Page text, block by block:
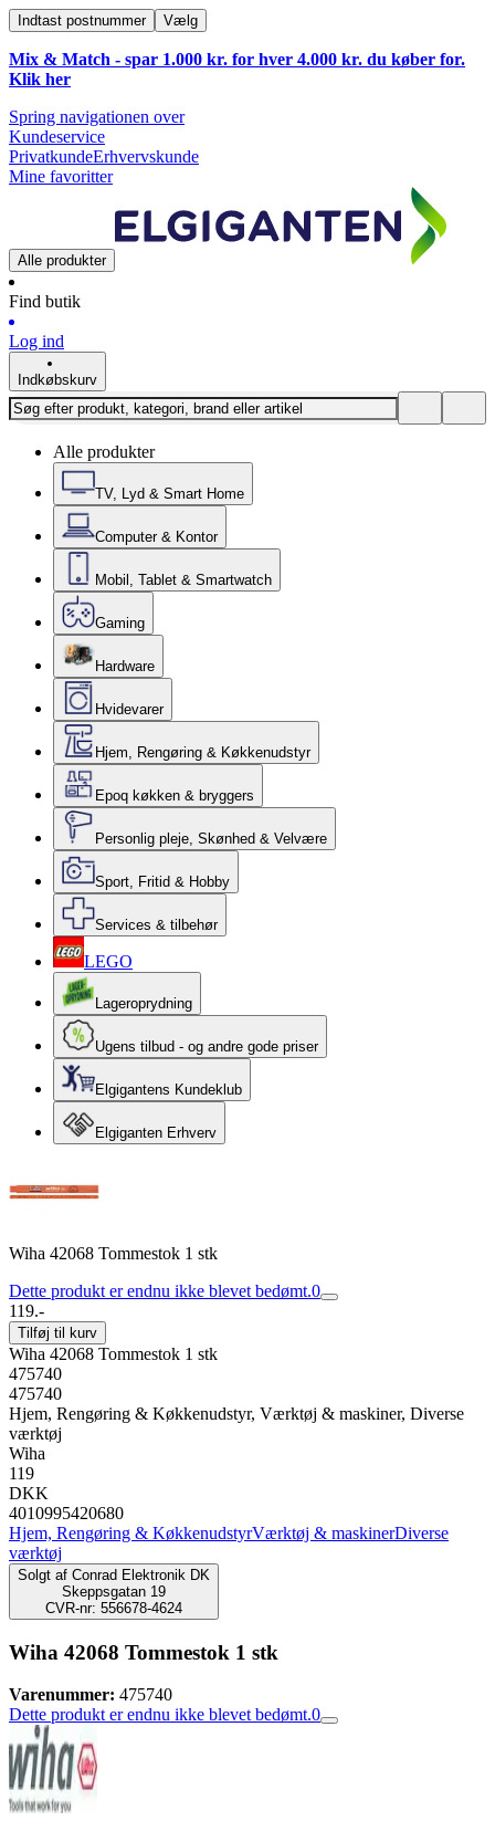
Indtast postnummer Vælg
Mix & Match - spar 1.000 kr. for hver 4.000 kr. du køber for.
Klik her
Spring navigationen over
Kundeservice
PrivatkundeErhvervskunde
Mine favoritter
Alle produkter
Find butik
Log ind
Indkøbskurv
Alle produkter
TV, Lyd & Smart Home
Computer & Kontor
Mobil, Tablet & Smartwatch
Gaming
Hardware
Hvidevarer
Hjem, Rengøring & Køkkenudstyr
Epoq køkken & bryggers
Personlig pleje, Skønhed & Velvære
Sport, Fritid & Hobby
Services & tilbehør
LEGO
Lageroprydning
Ugens tilbud - og andre gode priser
Elgigantens Kundeklub
Elgiganten Erhverv
Wiha 42068 Tommestok 1 stk
Dette produkt er endnu ikke blevet bedømt.0
119.-
Tilføj til kurv
Wiha 42068 Tommestok 1 stk
475740
475740
Hjem, Rengøring & Køkkenudstyr, Værktøj & maskiner, Diverse
værktøj
Wiha
119
DKK
4010995420680
Hjem, Rengøring & KøkkenudstyrVærktøj & maskinerDiverse
værktøj
Solgt af Conrad Elektronik DK
Skeppsgatan 19
CVR-nr: 556678-4624
Wiha 42068 Tommestok 1 stk
Varenummer: 475740
Dette produkt er endnu ikke blevet bedømt.0